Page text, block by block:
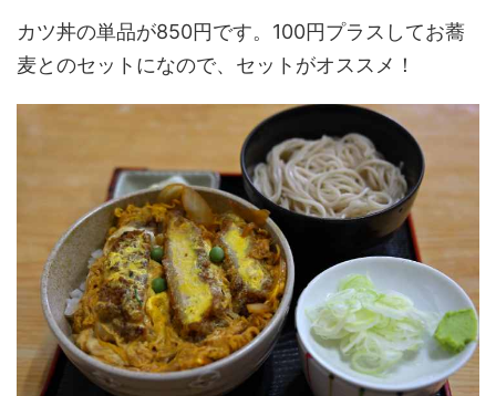
カツ丼の単品が850円です。100円プラスしてお蕎
麦とのセットになので、セットがオススメ！